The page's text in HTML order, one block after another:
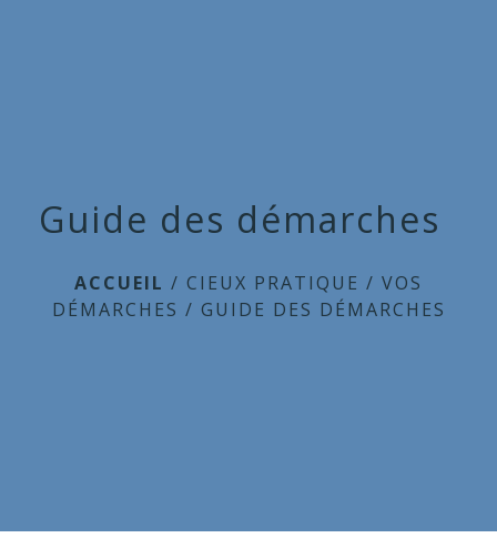
Guide des démarches
ACCUEIL / CIEUX PRATIQUE / VOS
DÉMARCHES / GUIDE DES DÉMARCHES